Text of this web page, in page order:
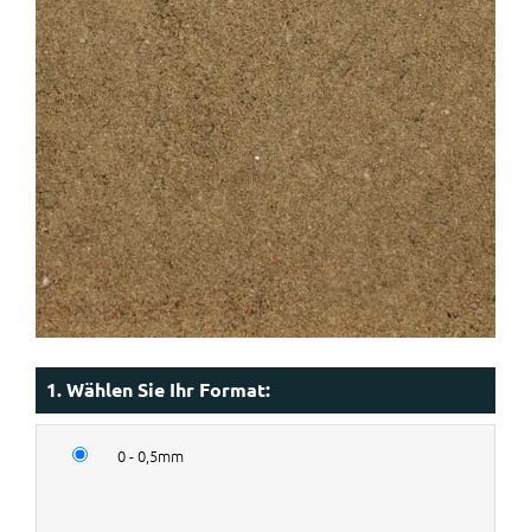
1. Wählen Sie Ihr Format:
0 - 0,5mm